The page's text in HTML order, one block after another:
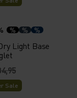
% % %
Light Base
Sale